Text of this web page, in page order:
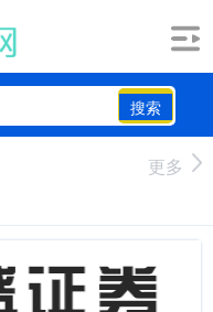
搜索
更多